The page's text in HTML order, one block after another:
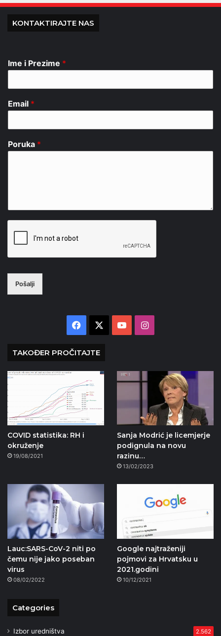
KONTAKTIRAJTE NAS
Ime i Prezime *
Email *
Poruka *
Pošalji
Facebook YouTubeInstagram
TAKOĐER PROČITAJTE
COVID statistika: RH i
okruženje
19/08/2021
Sanja Modrić je licemjerje
podignula na novu
razinu…
13/02/2023
Lauc:SARS-CoV-2 niti po
čemu nije jako poseban
virus
08/02/2022
Google najtraženiji
pojmovi za Hrvatsku u
2021.godini
10/12/2021
Categories
Izbor uredništva 2.562